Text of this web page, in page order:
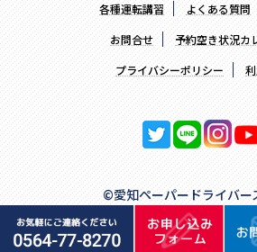
各種運転講習
よくある質問
お問合せ
予約空き状況カ
プライバシーポリシー
©愛知ペーパードライバー